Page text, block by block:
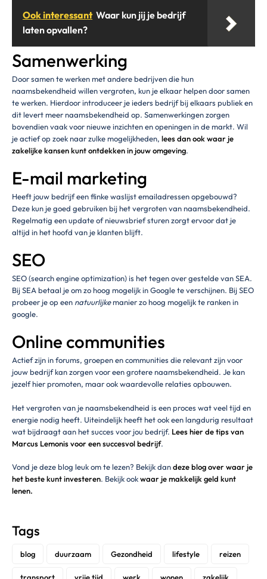
Ook interessant Waar kun jij je bedrijf
laten opvallen?
Samenwerking
Door samen te werken met andere bedrijven die hun
naamsbekendheid willen vergroten, kun je elkaar helpen door samen
te werken. Hierdoor introduceer je ieders bedrijf bij elkaars publiek en
dit levert meer naamsbekendheid op. Samenwerkingen zorgen
bovendien vaak voor nieuwe inzichten en openingen in de markt. Wil
je actief op zoek naar zulke mogelijkheden, lees dan ook waar je
zakelijke kansen kunt ontdekken in jouw omgeving.
E-mail marketing
Heeft jouw bedrijf een flinke waslijst emailadressen opgebouwd?
Deze kun je goed gebruiken bij het vergroten van naamsbekendheid.
Regelmatig een update of nieuwsbrief sturen zorgt ervoor dat je
altijd in het hoofd van je klanten blijft.
SEO
SEO (search engine optimization) is het tegen over gestelde van SEA.
Bij SEA betaal je om zo hoog mogelijk in Google te verschijnen. Bij SEO
probeer je op een natuurlijkemanier zo hoog mogelijk te ranken in
google.
Online communities
Actief zijn in forums, groepen en communities die relevant zijn voor
jouw bedrijf kan zorgen voor een grotere naamsbekendheid. Je kan
jezelf hier promoten, maar ook waardevolle relaties opbouwen.
Het vergroten van je naamsbekendheid is een proces wat veel tijd en
energie nodig heeft. Uiteindelijk heeft het ook een langdurig resultaat
wat bijdraagt aan het succes voor jou bedrijf. Lees hier de tips van
Marcus Lemonis voor een succesvol bedrijf.
Vond je deze blog leuk om te lezen? Bekijk dandeze blog over waar je
het beste kunt investeren. Bekijk ookwaar je makkelijk geld kunt
lenen.
Tags
blog duurzaam Gezondheid lifestyle reizen